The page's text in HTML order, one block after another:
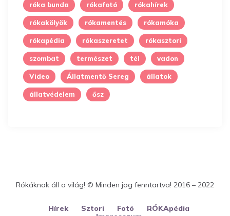
róka bunda rókafotó rókahírek
rókakölyök rókamentés rókamóka
rókapédia rókaszeretet rókasztori
szombat természet tél vadon
Video Állatmentő Sereg állatok
állatvédelem ősz
Rókáknak áll a világ! © Minden jog fenntartva! 2016 – 2022
Hírek Sztori Fotó
RÓKApédia